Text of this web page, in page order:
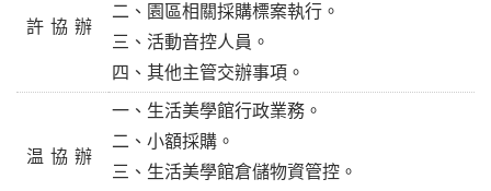
許協辦
二、 園區相關採購標案執行。
三、活動音控人員。
四、其他主管交辦事項。
温協辦
一、生活美學館行政業務。
二、小額採購。
三、生活美學館倉儲物資管控。